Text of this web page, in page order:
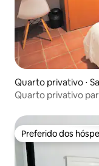
Quarto privativo ⋅
Quarto privativo
Preferido dos
Preferido dos